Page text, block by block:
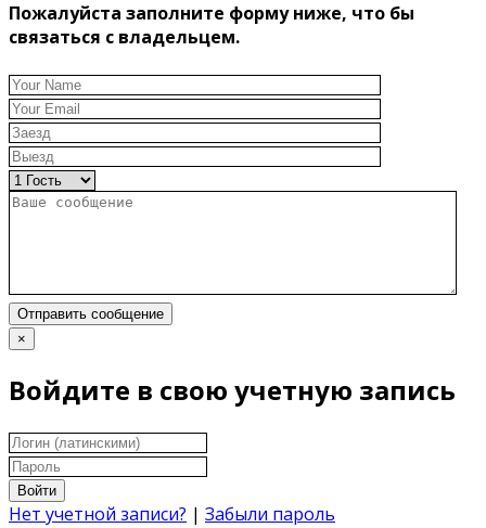
Пожалуйста заполните форму ниже, что бы
связаться с владельцем.
Отправить сообщение
×
Войдите в свою учетную запись
Войти
Нет учетной записи? | Забыли пароль